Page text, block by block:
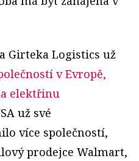
Girteka Logistics už
v Evropě,
elektřinu
už své
více společností,
prodejce Walmart,